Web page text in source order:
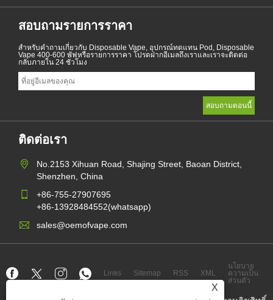
X
สอบถามรายการราคา
สำหรับคำถามเกี่ยวกับ Disposable Vape, อุปกรณ์ทดแทน Pod, Disposable
Vape 400-600 พัฟหรือรายการราคา โปรดฝากอีเมลถึงเราและเราจะติดต่อ
กลับภายใน 24 ชั่วโมง
ติดต่อเรา
No.2153 Xihuan Road, Shajing Street, Baoan District,
Shenzhen, China
+86-755-27907695
+86-13928484552(whatsapp)
sales@oemofvape.com
Links Sitemap RSS XML
นโยบาย
ความเป็น
ส่วนตัว